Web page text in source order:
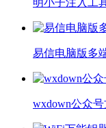
易信电脑版多
wxdown公众